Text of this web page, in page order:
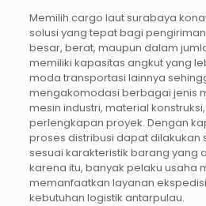
Memilih cargo laut surabaya
solusi yang tepat bagi
besar, berat, maupun dalam
memiliki kapasitas angkut yang
moda transportasi lainnya
mengakomodasi berbagai jenis
mesin industri, material
perlengkapan proyek. Dengan
proses distribusi dapat dilakukan
sesuai karakteristik barang yang
karena itu, banyak pelaku usaha
memanfaatkan layanan
kebutuhan logistik antarpulau.